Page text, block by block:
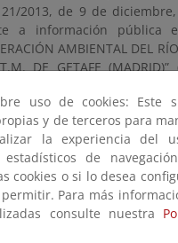
2013, de 9 de
a información pública
AMBIENTAL DEL
DE GETAFE (MADRID)”
de bienes y derechos
durante un
el 11 de marzo de
uso de cookies: Este
y de terceros para
la experiencia del
de
cookies o si lo desea
Para más
consulte nuestra